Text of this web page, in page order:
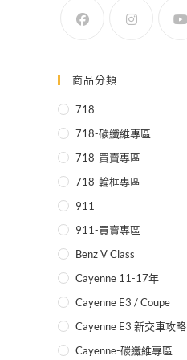
商品分類
718
718-碳纖維專區
718-買賣專區
718-輪框專區
911
911-買賣專區
Benz V Class
Cayenne 11-17年
Cayenne E3 / Coupe
Cayenne E3 新交車攻略
Cayenne-碳纖維專區